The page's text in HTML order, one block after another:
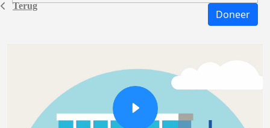
Terug
Doneer